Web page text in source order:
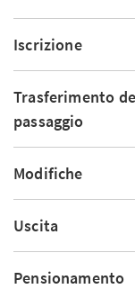
Iscrizione
Trasferimento
passaggio
Modifiche
Uscita
Pensionamento